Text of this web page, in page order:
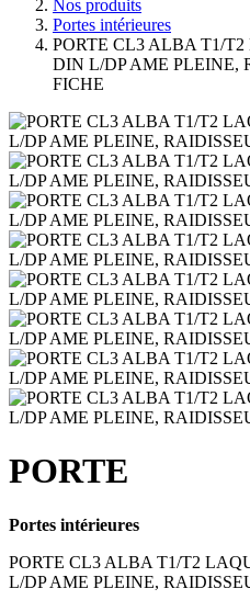
Nos produits
Portes intérieures
PORTE CL3 ALBA T1/
DIN L/DP AME PLEINE,
FICHE
PORTE
Portes intérieures
PORTE CL3 ALBA T1/T2
L/DP AME PLEINE,